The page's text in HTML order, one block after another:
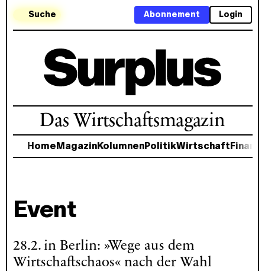
Suche Login
Abonnement
Das Wirtschaftsmagazin
Home MagazinKolumnenPolitikWirtschaft
Event
28.2. in Berlin: »Wege aus dem
Wirtschaftschaos« nach der Wahl